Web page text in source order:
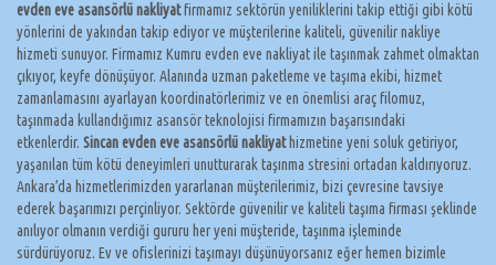
evden eve asansörlü nakliyatfirmamız sektörün yeniliklerini takip ettiği gibi kötü
yönlerini de yakından takip ediyor ve müşterilerine kaliteli, güvenilir nakliye
hizmeti sunuyor. Firmamız Kumru evden eve nakliyat ile taşınmak zahmet olmaktan
çıkıyor, keyfe dönüşüyor. Alanında uzman paketleme ve taşıma ekibi, hizmet
zamanlamasını ayarlayan koordinatörlerimiz ve en önemlisi araç filomuz,
taşınmada kullandığımız asansör teknolojisi firmamızın başarısındaki
etkenlerdir. Sincan evden eve asansörlü nakliyathizmetine yeni soluk getiriyor,
yaşanılan tüm kötü deneyimleri unutturarak taşınma stresini ortadan kaldırıyoruz.
Ankara’da hizmetlerimizden yararlanan müşterilerimiz, bizi çevresine tavsiye
ederek başarımızı perçinliyor. Sektörde güvenilir ve kaliteli taşıma firması şeklinde
anılıyor olmanın verdiği gururu her yeni müşteride, taşınma işleminde
sürdürüyoruz. Ev ve ofislerinizi taşımayı düşünüyorsanız eğer hemen bizimle